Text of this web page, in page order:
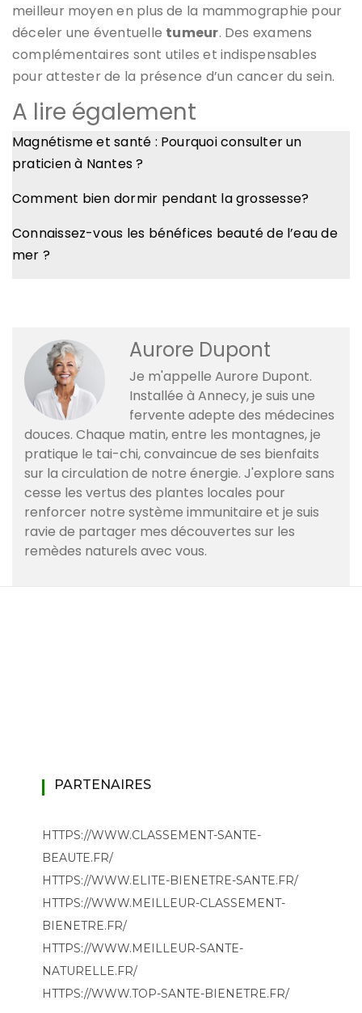
meilleur moyen en plus de la mammographie pour
déceler une éventuelle tumeur. Des examens
complémentaires sont utiles et indispensables
pour attester de la présence d’un cancer du sein.
A lire également
Magnétisme et santé : Pourquoi consulter un
praticien à Nantes ?
Comment bien dormir pendant la grossesse?
Connaissez-vous les bénéfices beauté de l’eau de
mer ?
Aurore Dupont
Je m'appelle Aurore Dupont.
Installée à Annecy, je suis une
fervente adepte des médecines
douces. Chaque matin, entre les montagnes, je
pratique le tai-chi, convaincue de ses bienfaits
sur la circulation de notre énergie. J'explore sans
cesse les vertus des plantes locales pour
renforcer notre système immunitaire et je suis
ravie de partager mes découvertes sur les
remèdes naturels avec vous.
PARTENAIRES
HTTPS://WWW.CLASSEMENT-SANTE-
BEAUTE.FR/
HTTPS://WWW.ELITE-BIENETRE-SANTE.FR/
HTTPS://WWW.MEILLEUR-CLASSEMENT-
BIENETRE.FR/
HTTPS://WWW.MEILLEUR-SANTE-
NATURELLE.FR/
HTTPS://WWW.TOP-SANTE-BIENETRE.FR/